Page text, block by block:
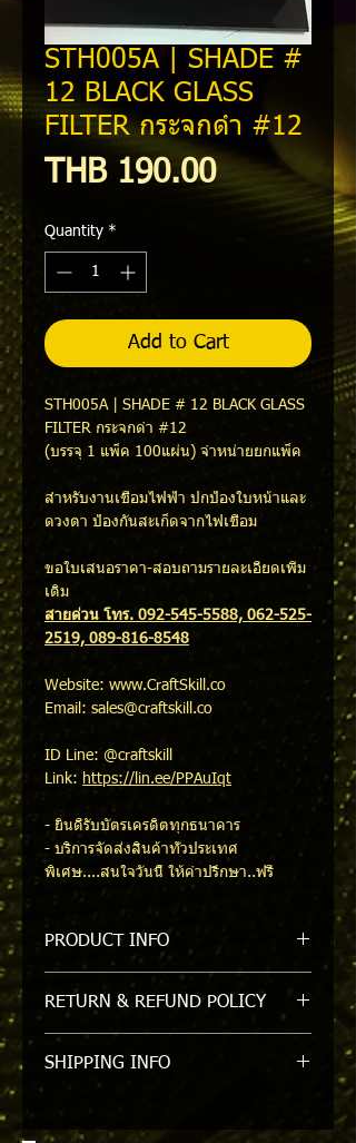
STH005A | SHADE #
12 BLACK GLASS
FILTER กระจกดำ #12
THB 190.00Price
Quantity *
Add to Cart
STH005A | SHADE # 12 BLACK GLASS
FILTER กระจกดำ #12
(บรรจุ 1 แพ็ค 100แผ่น) จำหน่ายยกแพ็ค
สำหรับงานเชื่อมไฟฟ้า ปกป้องใบหน้าและ
ดวงตา ป้องกันสะเก็ดจากไฟเชื่อม
ขอใบเสนอราคา-สอบถามรายละเอียดเพิ่ม
เติม
สายด่วน โทร. 092-545-5588, 062-525-
2519, 089-816-8548
Website: www.CraftSkill.co
Email: sales@craftskill.co
ID Line: @craftskill
Link: https://lin.ee/PPAuIqt
- ยินดีรับบัตรเครดิตทุกธนาคาร
- บริการจัดส่งสินค้าทั่วประเทศ
พิเศษ....สนใจวันนี้ ให้คำปรึกษา..ฟรี
PRODUCT INFO
STH005 | SHADE # 11 BLACK GLASS
FILTER กระจกดำ #11
RETURN & REFUND POLICY
รับเปลี่ยนหรือคืนภายใน 7 วัน/ขอสงวน
สิทธิ์ในการคืนหรือเปลี่ยนสินค้าที่ถูกแกะ
ออกจาก packgage แล้ว
SHIPPING INFO
ภายใน 1-2 วัน (กรุงเทพฯและปริมณฑล)